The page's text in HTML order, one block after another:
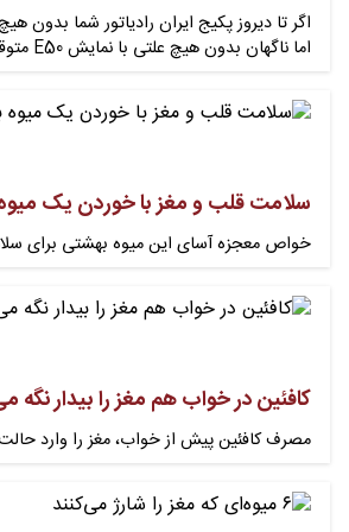
اگر تا دیروز پکیج ایران رادیاتور شما بدون
اما ناگهان بدون هیچ علتی با نمایش E50 متوقف شده،…
سلامت قلب و مغز با خوردن یک
خواص معجزه آسای این میوه بهشتی برای
کافئین در خواب هم مغز را بیدار نگه‌
مصرف کافئین پیش از خواب، مغز را وارد